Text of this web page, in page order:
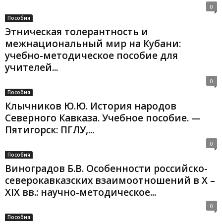
0
Пособия
Этническая толерантность и
межнациональный мир на Кубани:
учебно-методическое пособие для
учителей...
0
Пособия
Клычников Ю.Ю. История народов
Северного Кавказа. Учебное пособие. —
Пятигорск: ПГЛУ,...
0
Пособия
Виноградов Б.В. Особенности российско-
северокавказских взаимоотношений в Х –
XIX вв.: научно-методическое...
0
Пособия